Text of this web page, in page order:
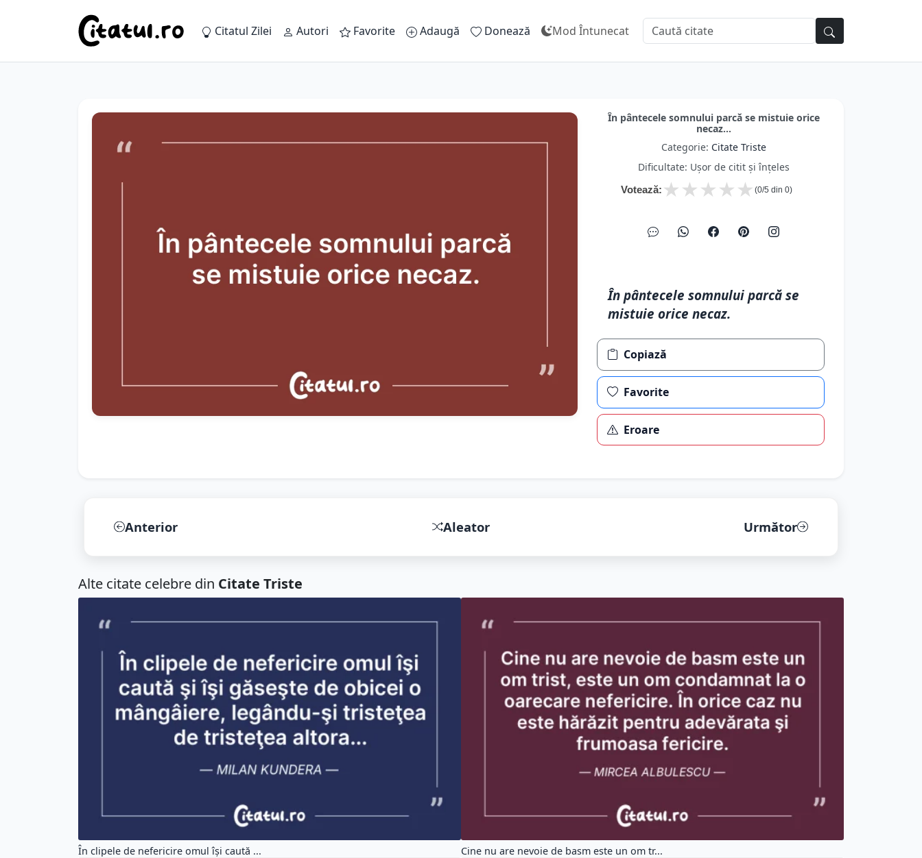
Citatul Zilei Autori Favorite Adaugă Donează Mod Întunecat
În pântecele somnului parcă se mistuie orice
necaz...
Categorie: Citate Triste
Dificultate: Ușor de citit și înțeles
Votează: ★
★
★
★
★ (0/5 din 0)
În pântecele somnului parcă se
mistuie orice necaz.
Copiază
Favorite
Eroare
Anterior Aleator Următor
Alte citate celebre din Citate Triste
În clipele de nefericire omul îşi caută ... Cine nu are nevoie de basm este un om tr...